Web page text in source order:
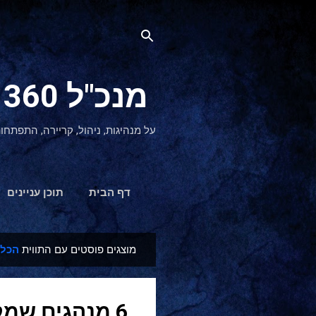
מנכ"ל 360 CEO - מנהיגות והתפתחות אישית
על מנהיגות, ניהול, קריירה,
דף הבית תוכן עניינים
ש
מוצגים פוסטים עם התווית